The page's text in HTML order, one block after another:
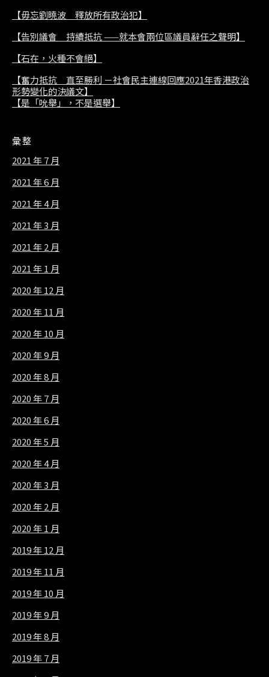
【毋忘劉曉波 釋放所有政治犯】
【告別議會 持續抵抗 ——就本會兩位區議員辭任之聲明】
【石在，火種不會絕】
【奮力抵抗 直至勝利 －社會民主連線回應2021年香港政治
形勢變化的決議文】
【是「吮舉」，不是選舉】
彙整
2021 年 7 月
2021 年 6 月
2021 年 4 月
2021 年 3 月
2021 年 2 月
2021 年 1 月
2020 年 12 月
2020 年 11 月
2020 年 10 月
2020 年 9 月
2020 年 8 月
2020 年 7 月
2020 年 6 月
2020 年 5 月
2020 年 4 月
2020 年 3 月
2020 年 2 月
2020 年 1 月
2019 年 12 月
2019 年 11 月
2019 年 10 月
2019 年 9 月
2019 年 8 月
2019 年 7 月